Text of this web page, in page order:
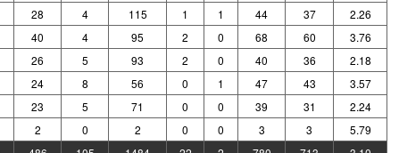
28 4 115 1 1 44 37
2.26
40 4 95 2 0 68 60
3.76
26 5 93 2 0 40 36
2.18
24 8 56 0 1 47 43
3.57
23 5 71 0 0 39 31
2.24
2 0 2 0 0 3 3
5.79